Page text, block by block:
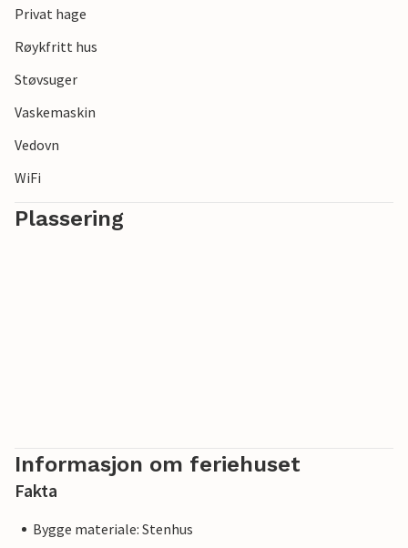
Privat hage
Røykfritt hus
Støvsuger
Vaskemaskin
Vedovn
WiFi
Plassering
Informasjon om feriehuset
Fakta
Bygge materiale: Stenhus